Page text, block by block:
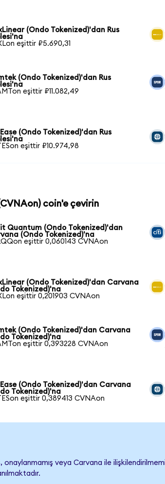
(Ondo Tokenized)'dan Rus
eşittir ₽5.690,31
(Ondo Tokenized)'dan Rus
eşittir ₽11.082,49
(Ondo Tokenized)'dan Rus
eşittir ₽10.974,98
coin'e çevirin
Quantum (Ondo Tokenized)'dan
(Ondo Tokenized)'na
eşittir 0,060143 CVNAon
(Ondo Tokenized)'dan Carvana
Tokenized)'na
eşittir 0,201903 CVNAon
(Ondo Tokenized)'dan Carvana
Tokenized)'na
eşittir 0,393228 CVNAon
(Ondo Tokenized)'dan Carvana
Tokenized)'na
eşittir 0,389413 CVNAon
veya Carvana ile